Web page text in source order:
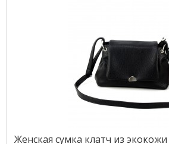
Женская сумка клатч из